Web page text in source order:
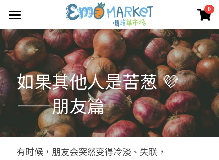
0
圖冊
Emo 商店
所有商品分類
情緒蔬菜小伙伴
關於我們
我們的服務
媒體報導
合作機構
如果其他人是苦葱 💜
——朋友篇
有时候，朋友会突然变得冷淡、失联，
×
商品分類
所有商品分類